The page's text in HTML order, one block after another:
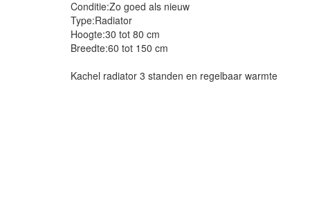
Conditie:Zo goed als nieuw
Type:Radiator
Hoogte:30 tot 80 cm
Breedte:60 tot 150 cm
Kachel radiator 3 standen en regelbaar warmte